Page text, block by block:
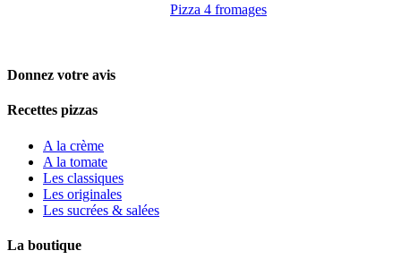
Pizza 4 fromages
Donnez votre avis
Recettes pizzas
A la crème
A la tomate
Les classiques
Les originales
Les sucrées & salées
La boutique